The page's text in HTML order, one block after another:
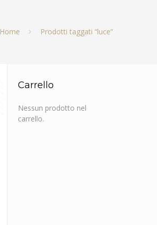
Home Prodotti taggati “luce”
Carrello
Nessun prodotto nel
carrello.